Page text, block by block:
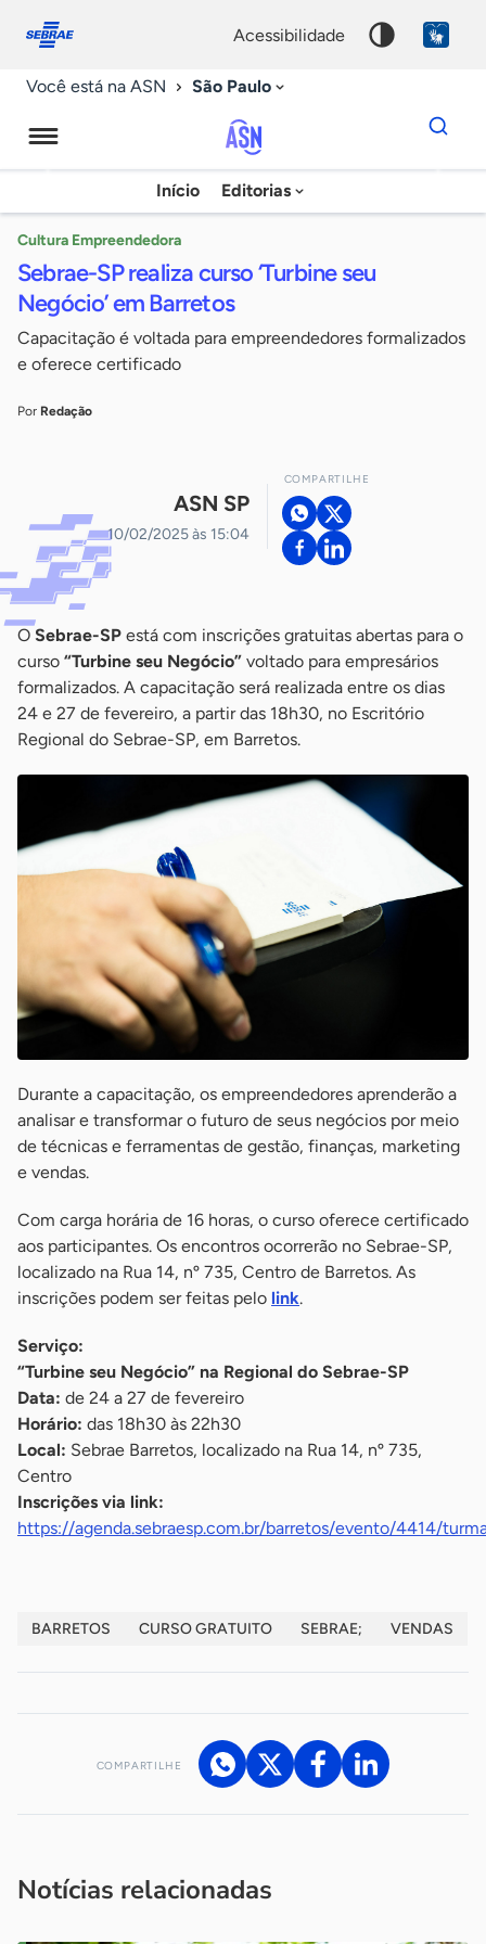
conosco
acessibilidade
Você está na ASN São Paulo
Agência
Sebrae
Notícias
Início Editorias
Dados
para
chave
Cultura Empreendedora
Sebrae-SP realiza curso ‘Turbine seu
Negócio’ em Barretos
Capacitação é voltada para empreendedores formalizados
e oferece certificado
Por Redação
ASN SP
10/02/2025 às 15:04
COMPARTILHE
O Sebrae-SP está com inscrições gratuitas abertas para o
curso “Turbine seu Negócio” voltado para empresários
formalizados. A capacitação será realizada entre os dias
24 e 27 de fevereiro, a partir das 18h30, no Escritório
Regional do Sebrae-SP, em Barretos.
Durante a capacitação, os empreendedores aprenderão a
analisar e transformar o futuro de seus negócios por meio
de técnicas e ferramentas de gestão, finanças, marketing
e vendas.
Com carga horária de 16 horas, o curso oferece certificado
aos participantes. Os encontros ocorrerão no Sebrae-SP,
localizado na Rua 14, nº 735, Centro de Barretos. As
inscrições podem ser feitas pelo link.
Serviço:
“Turbine seu Negócio” na Regional do Sebrae-SP
Data: de 24 a 27 de fevereiro
Horário: das 18h30 às 22h30
Local: Sebrae Barretos, localizado na Rua 14, nº 735,
Centro
Inscrições via link:
https://agenda.sebraesp.com.br/barretos/evento/4414/
BARRETOS CURSO GRATUITO SEBRAE; VENDAS
COMPARTILHE
Notícias relacionadas